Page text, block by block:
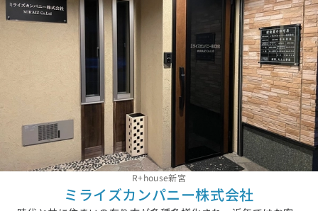
R+house新宮
ミライズカンパニー株式会社